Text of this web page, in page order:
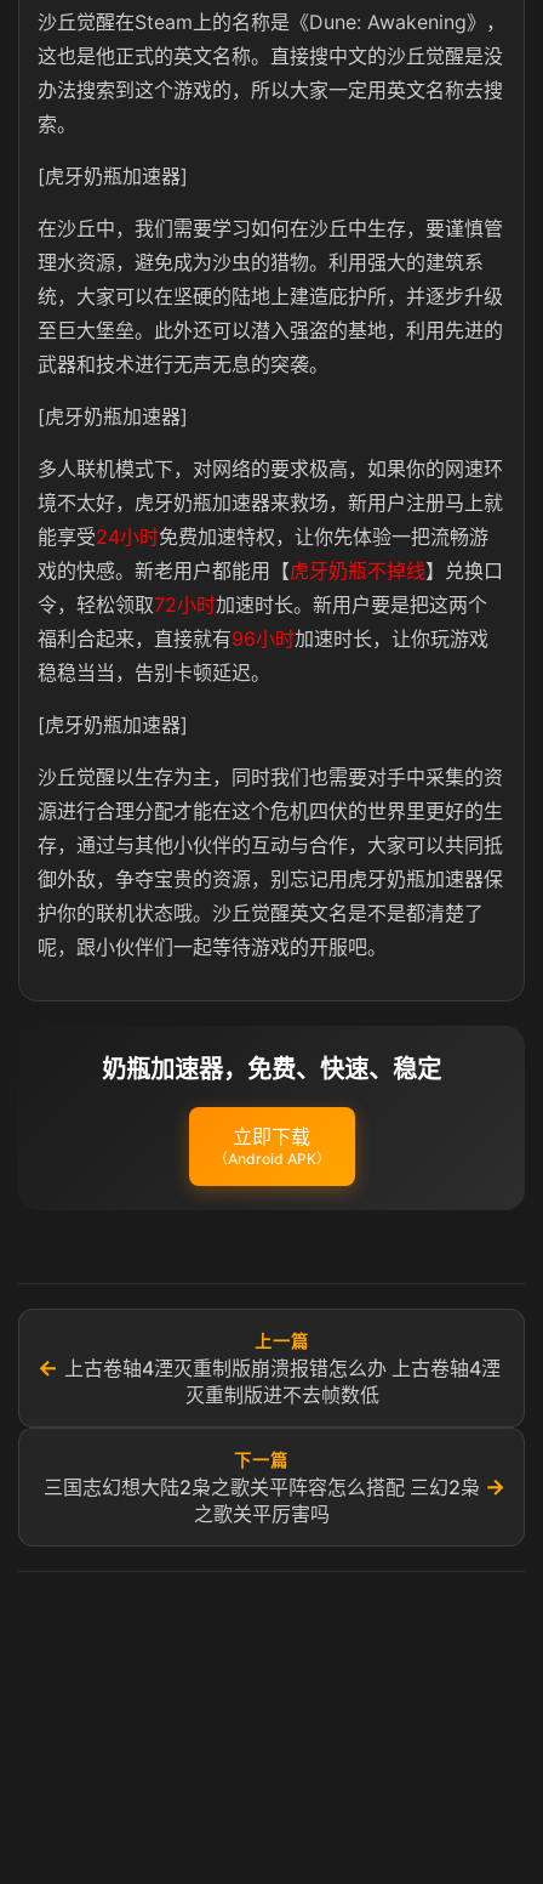
沙丘觉醒在Steam上的名称是《Dune: Awakening》，
这也是他正式的英文名称。直接搜中文的沙丘觉醒是没
办法搜索到这个游戏的，所以大家一定用英文名称去搜
索。
[虎牙奶瓶加速器]
在沙丘中，我们需要学习如何在沙丘中生存，要谨慎管
理水资源，避免成为沙虫的猎物。利用强大的建筑系
统，大家可以在坚硬的陆地上建造庇护所，并逐步升级
至巨大堡垒。此外还可以潜入强盗的基地，利用先进的
武器和技术进行无声无息的突袭。
[虎牙奶瓶加速器]
多人联机模式下，对网络的要求极高，如果你的网速环
境不太好，虎牙奶瓶加速器来救场，新用户注册马上就
能享受24小时免费加速特权，让你先体验一把流畅游
戏的快感。新老用户都能用【虎牙奶瓶不掉线】兑换口
令，轻松领取72小时加速时长。新用户要是把这两个
福利合起来，直接就有96小时加速时长，让你玩游戏
稳稳当当，告别卡顿延迟。
[虎牙奶瓶加速器]
沙丘觉醒以生存为主，同时我们也需要对手中采集的资
源进行合理分配才能在这个危机四伏的世界里更好的生
存，通过与其他小伙伴的互动与合作，大家可以共同抵
御外敌，争夺宝贵的资源，别忘记用虎牙奶瓶加速器保
护你的联机状态哦。沙丘觉醒英文名是不是都清楚了
呢，跟小伙伴们一起等待游戏的开服吧。
奶瓶加速器，免费、快速、稳定
立即下载
（Android APK）
←
上一篇
上古卷轴4湮灭重制版崩溃报错怎么办 上古卷轴4湮
灭重制版进不去帧数低
下一篇
三国志幻想大陆2枭之歌关平阵容怎么搭配 三幻2枭
之歌关平厉害吗
→